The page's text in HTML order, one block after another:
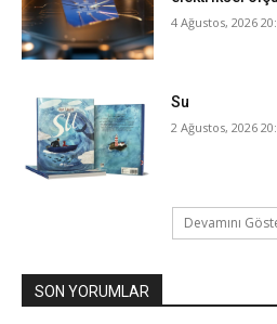
4 Ağustos, 2026
Su
2 Ağustos, 2026
Devamını
SON YORUMLAR